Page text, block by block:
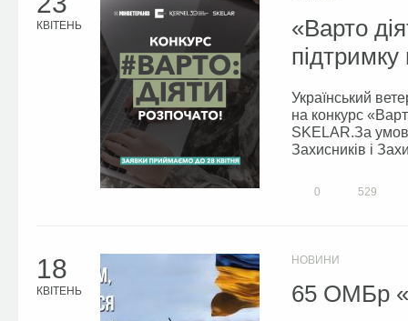
КВІТЕНЬ
«Варто
підтримку
Український
на конкурс
SKELAR.За
Захисників і
0 529
18
КВІТЕНЬ
НОВИНИ
65 ОМБр